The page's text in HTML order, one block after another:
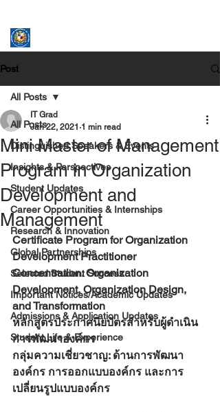
Post
All Posts
Distinguished Speakers & Events
Insights & Perspectives
Student Updates
Career Opportunities & Internships
Research & Innovation
Global Partnerships
Selected Student Success
Important Notices/Academic Updates
Admissions & Application Updates
Student Life & Experience
All Posts
Mini Master of Management
Program in Organization
Development and
Management
IT Grad
Jan 22, 2021 1 min read
Certificate Program for Organization
Development Practitioner
Concentration: Organization
Development, Organization Design,
and Transformation
หลักสูตรประกาศนียบัตรสำหรับผู้ดำเนิน
การพัฒนาองค์กร
กลุ่มความเชี่ยวชาญ: ด้านการพัฒนา
องค์กร การออกแบบองค์กร และการ
เปลี่ยนรูปแบบองค์กร